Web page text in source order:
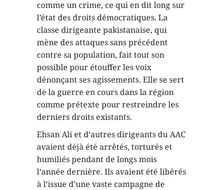
comme un crime, ce qui en dit long sur
l’état des droits démocratiques. La
classe dirigeante pakistanaise, qui
mène des attaques sans précédent
contre sa population, fait tout son
possible pour étouffer les voix
dénonçant ses agissements. Elle se sert
de la guerre en cours dans la région
comme prétexte pour restreindre les
derniers droits existants.
Ehsan Ali et d’autres dirigeants du AAC
avaient déjà été arrêtés, torturés et
humiliés pendant de longs mois
l’année dernière. Ils avaient été libérés
à l’issue d’une vaste campagne de